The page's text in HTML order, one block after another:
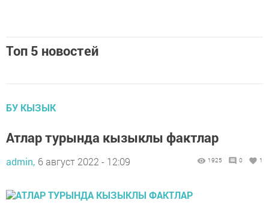
Топ 5 новостей
БУ КЫЗЫК
Атлар турында кызыклы фактлар
admin, 6 август 2022 - 12:09 1925 0 1